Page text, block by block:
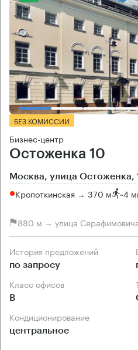
БЕЗ КОМИССИИ
Бизнес-центр
Остоженка 10
Москва, улица Остоженка,
Кропоткинская → 370 м ~4
880 м → улица
История предложений
по запросу
Класс офисов
B
Кондиционирование
центральное